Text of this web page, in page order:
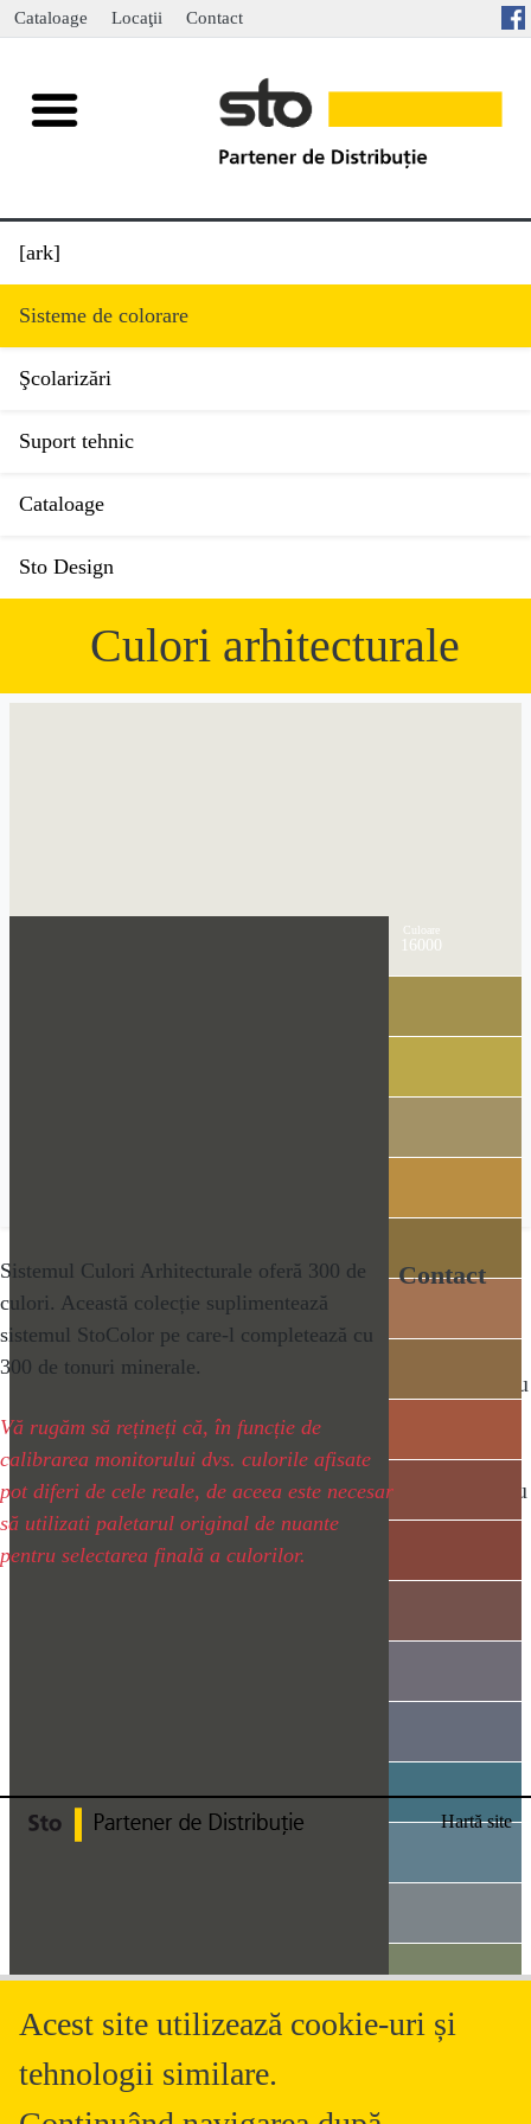
Cataloage Locaţii Contact
[ark]
Sisteme de colorare
Şcolarizări
Suport tehnic
Cataloage
Sto Design
Culori arhitecturale
Culoare
16000
Sistemul Culori Arhitecturale oferă 300 de
culori. Această colecție suplimentează
sistemul StoColor pe care-l completează cu
300 de tonuri minerale.
Vă rugăm să rețineți că, în funcție de
calibrarea monitorului dvs. culorile afisate
pot diferi de cele reale, de aceea este necesar
să utilizati paletarul original de nuante
pentru selectarea finală a culorilor.
Contact
întrebări sau
nelămuriri cu
produsele,
sistemele sau
serviciile
0362-
Hartă site
Acest site utilizează cookie-uri și
tehnologii similare.